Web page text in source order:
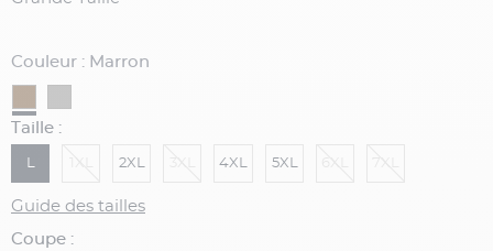
Couleur : Marron
Taille :
L 2XL 4XL 5XL
Guide des tailles
Coupe :